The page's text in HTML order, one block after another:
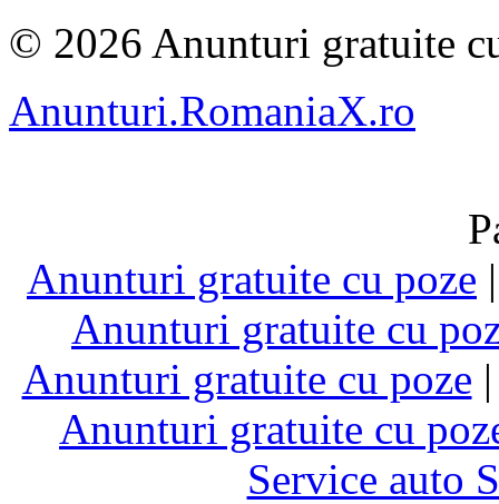
© 2026 Anunturi gratuite
Anunturi.RomaniaX.ro
Anunturi gratuite cu poze
Anunturi gratuite cu
Anunturi gratuite cu poze
Anunturi gratuite cu
Service auto